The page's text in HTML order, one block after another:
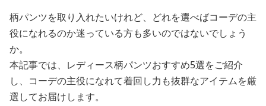
柄パンツを取り入れたいけれど、どれを選べばコーデの主
役になれるのか迷っている方も多いのではないでしょう
か。
本記事では、レディース柄パンツおすすめ5選をご紹介
し、コーデの主役になれて着回し力も抜群なアイテムを厳
選してお届けします。